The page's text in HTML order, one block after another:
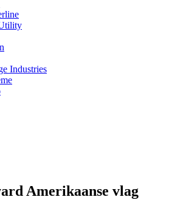
Industries
Amerikaanse vlag